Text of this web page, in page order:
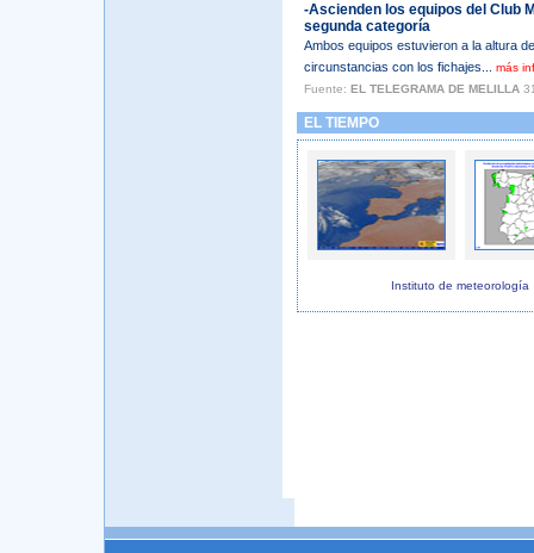
-Ascienden los equipos del Club
segunda categoría
Ambos equipos estuvieron a la altura
circunstancias con los fichajes... más
Fuente: EL TELEGRAMA DE MELILLA
EL TIEMPO
Instituto de meteorología